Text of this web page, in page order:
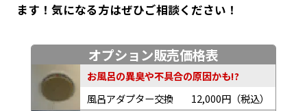
ます！気になる方はぜひご相談ください！
オプション販売価格表
お風呂の異臭や不具合の原因かも!?
風呂アダプター交換
12,000円（税込）